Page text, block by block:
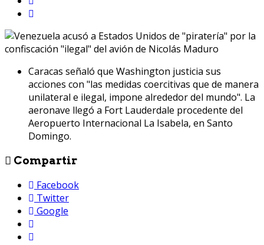
Caracas señaló que Washington justicia sus
acciones con "las medidas coercitivas que de manera
unilateral e ilegal, impone alrededor del mundo". La
aeronave llegó a Fort Lauderdale procedente del
Aeropuerto Internacional La Isabela, en Santo
Domingo.
Compartir
Facebook
Twitter
Google